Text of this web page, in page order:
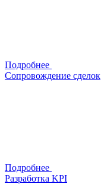
Подробнее
Сопровождение сделок
Подробнее
Разработка KPI